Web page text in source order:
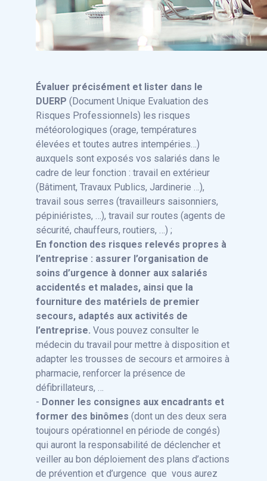
Évaluer précisément et lister dans le
DUERP (Document Unique Evaluation des
Risques Professionnels) les risques
météorologiques (orage, températures
élevées et toutes autres intempéries…)
auxquels sont exposés vos salariés dans le
cadre de leur fonction : travail en extérieur
(Bâtiment, Travaux Publics, Jardinerie …),
travail sous serres (travailleurs saisonniers,
pépiniéristes, …), travail sur routes (agents de
sécurité, chauffeurs, routiers, …) ;
En fonction des risques relevés propres à
l’entreprise : assurer l’organisation de
soins d’urgence à donner aux salariés
accidentés et malades, ainsi que la
fourniture des matériels de premier
secours, adaptés aux activités de
l’entreprise. Vous pouvez consulter le
médecin du travail pour mettre à disposition et
adapter les trousses de secours et armoires à
pharmacie, renforcer la présence de
défibrillateurs, …
- Donner les consignes aux encadrants et
former des binômes (dont un des deux sera
toujours opérationnel en période de congés)
qui auront la responsabilité de déclencher et
veiller au bon déploiement des plans d’actions
de prévention et d’urgence que vous aurez